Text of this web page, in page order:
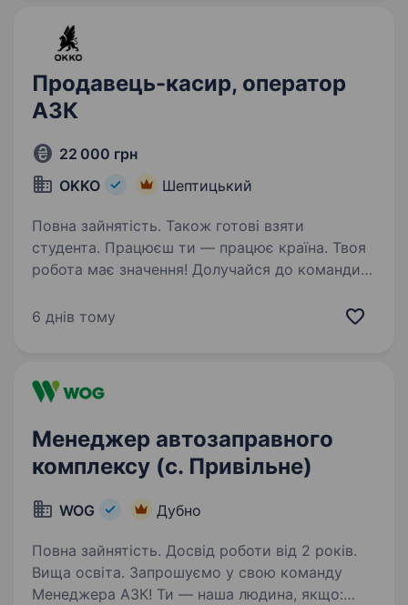
Продавець-касир, оператор
АЗК
22 000 грн
OKKO
Шептицький
Повна зайнятість. Також готові взяти
студента. Працюєш ти — працює країна. Твоя
робота має значення! Долучайся до команди
разом! Шукаємо ПРОДАВЦЯ-КАСИРА
si=vmLU2mYNRdQQHIcp…
6 днів тому
Менеджер автозаправного
комплексу (с. Привільне)
WOG Дубно
Повна зайнятість. Досвід роботи від 2 років.
Вища освіта. Запрошуємо у свою команду
Менеджера АЗК! Ти — наша людина, якщо: